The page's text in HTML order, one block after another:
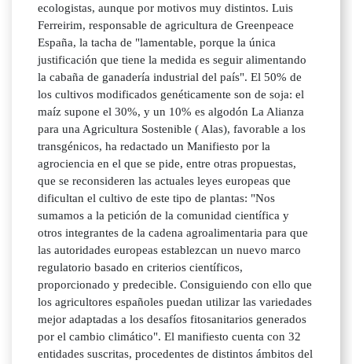
ecologistas, aunque por motivos muy distintos. Luis
Ferreirim, responsable de agricultura de Greenpeace
España, la tacha de "lamentable, porque la única
justificación que tiene la medida es seguir alimentando
la cabaña de ganadería industrial del país". El 50% de
los cultivos modificados genéticamente son de soja: el
maíz supone el 30%, y un 10% es algodón La Alianza
para una Agricultura Sostenible ( Alas), favorable a los
transgénicos, ha redactado un Manifiesto por la
agrociencia en el que se pide, entre otras propuestas,
que se reconsideren las actuales leyes europeas que
dificultan el cultivo de este tipo de plantas: "Nos
sumamos a la petición de la comunidad científica y
otros integrantes de la cadena agroalimentaria para que
las autoridades europeas establezcan un nuevo marco
regulatorio basado en criterios científicos,
proporcionado y predecible. Consiguiendo con ello que
los agricultores españoles puedan utilizar las variedades
mejor adaptadas a los desafíos fitosanitarios generados
por el cambio climático". El manifiesto cuenta con 32
entidades suscritas, procedentes de distintos ámbitos del